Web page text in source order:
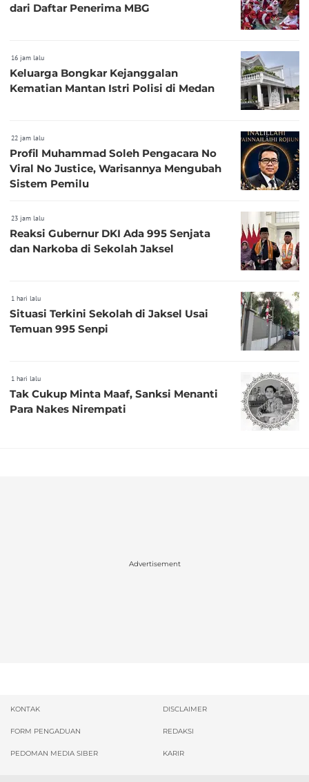
dari Daftar Penerima MBG
16 jam lalu
Keluarga Bongkar Kejanggalan
Kematian Mantan Istri Polisi di Medan
22 jam lalu
Profil Muhammad Soleh Pengacara No
Viral No Justice, Warisannya Mengubah
Sistem Pemilu
23 jam lalu
Reaksi Gubernur DKI Ada 995 Senjata
dan Narkoba di Sekolah Jaksel
1 hari lalu
Situasi Terkini Sekolah di Jaksel Usai
Temuan 995 Senpi
1 hari lalu
Tak Cukup Minta Maaf, Sanksi Menanti
Para Nakes Nirempati
Advertisement
KONTAK DISCLAIMER
FORM PENGADUAN REDAKSI
PEDOMAN MEDIA SIBER KARIR